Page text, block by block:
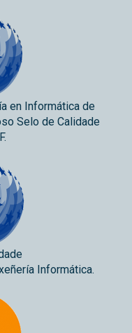
en Informática de
Selo de Calidade
Informática.